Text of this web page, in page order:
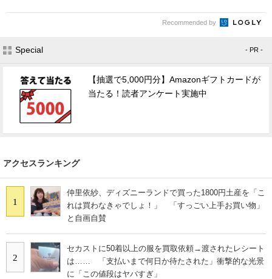
Recommended by
Special - PR -
【抽選で5,000円分】Amazonギフトカードが
当たる！読者アンケート実施中
アクセスランキング
1
仲里依紗、ディズニーランドで買った1800円土産を「こ
れは買わなきゃでしょ！」 「すっごい上手お買い物」
と自画自賛
2
セカストに50着以上の服を買取依頼→渡されたレシート
は…… 「支払いまで何日か待たされた」衝撃的な光景
に「この値段はヤバすぎ」